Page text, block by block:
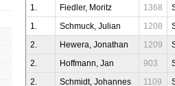
1.
Fiedler, Moritz 1368
1.
Schmuck, Julian 1208
2.
Hewera, Jonathan 1209
2.
Hoffmann, Jan 903
2.
Schmidt, Johannes 1109